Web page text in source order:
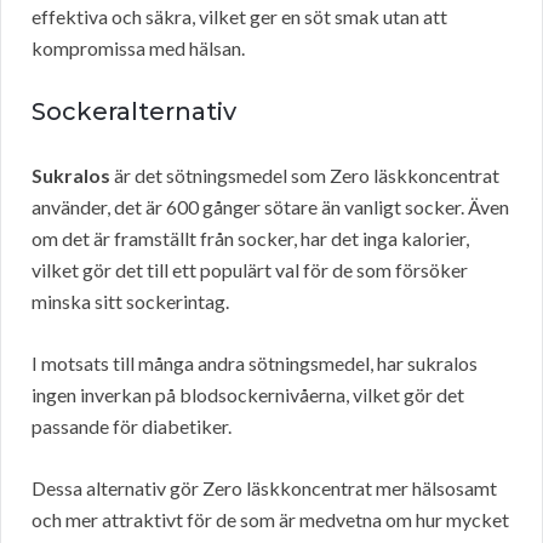
effektiva och säkra, vilket ger en söt smak utan att
kompromissa med hälsan.
Sockeralternativ
Sukralos är det sötningsmedel som Zero läskkoncentrat
använder, det är 600 gånger sötare än vanligt socker. Även
om det är framställt från socker, har det inga kalorier,
vilket gör det till ett populärt val för de som försöker
minska sitt sockerintag.
I motsats till många andra sötningsmedel, har sukralos
ingen inverkan på blodsockernivåerna, vilket gör det
passande för diabetiker.
Dessa alternativ gör Zero läskkoncentrat mer hälsosamt
och mer attraktivt för de som är medvetna om hur mycket